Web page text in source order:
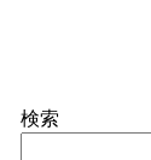
検索